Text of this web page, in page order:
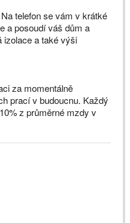
telefon se vám v krátké
a posoudí váš dům a
izolace a také výši
za momentálně
prací v budoucnu. Každý
z průměrné mzdy v